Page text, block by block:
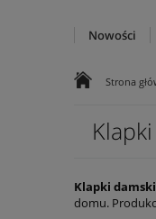
Nowości
Strona
Klapki
domu.